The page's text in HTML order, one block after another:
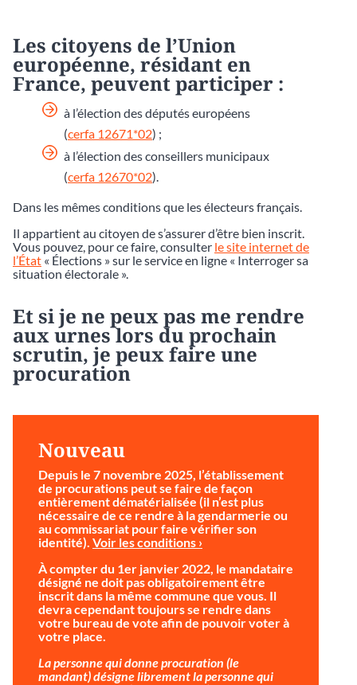
Les citoyens de l’Union
européenne, résidant en
France, peuvent participer :
à l’élection des députés européens
(cerfa 12671*02) ;
à l’élection des conseillers municipaux
(cerfa 12670*02).
Dans les mêmes conditions que les électeurs français.
Il appartient au citoyen de s’assurer d’être bien inscrit.
Vous pouvez, pour ce faire, consulter le site internet de
l’État « Élections » sur le service en ligne « Interroger sa
situation électorale ».
Et si je ne peux pas me rendre
aux urnes lors du prochain
scrutin, je peux faire une
procuration
Nouveau
Depuis le 7 novembre 2025, l’établissement
de procurations peut se faire de façon
entièrement dématérialisée (il n’est plus
nécessaire de ce rendre à la gendarmerie ou
au commissariat pour faire vérifier son
identité). Voir les conditions ›
À compter du 1er janvier 2022, le mandataire
désigné ne doit pas obligatoirement être
inscrit dans la même commune que vous. Il
devra cependant toujours se rendre dans
votre bureau de vote afin de pouvoir voter à
votre place.
La personne qui donne procuration (le
mandant) désigne librement la personne qui